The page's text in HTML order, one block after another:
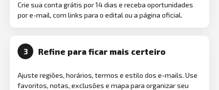
Crie sua conta grátis por 14 dias e receba oportunidades
por e-mail, com links para o edital ou a página oficial.
3 Refine para ficar mais certeiro
Ajuste regiões, horários, termos e estilo dos e-mails. Use
favoritos, notas, exclusões e mapa para organizar seu